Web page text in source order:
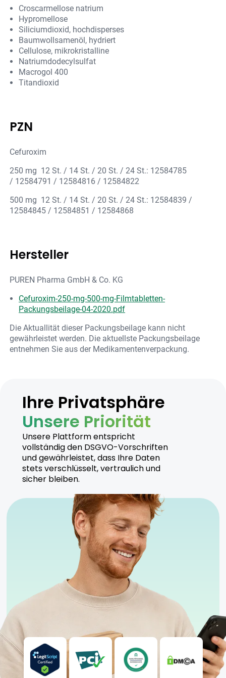
Croscarmellose natrium
Hypromellose
Siliciumdioxid, hochdisperses
Baumwollsamenöl, hydriert
Cellulose, mikrokristalline
Natriumdodecylsulfat
Macrogol 400
Titandioxid
PZN
Cefuroxim
250 mg 12 St. / 14 St. / 20 St. / 24 St.: 12584785
/ 12584791 / 12584816 / 12584822
500 mg 12 St. / 14 St. / 20 St. / 24 St.: 12584839 /
12584845 / 12584851 / 12584868
Hersteller
PUREN Pharma GmbH & Co. KG
Cefuroxim-250-mg-500-mg-Filmtabletten-
Packungsbeilage-04-2020.pdf
Die Aktuallität dieser Packungsbeilage kann nicht
gewährleistet werden. Die aktuellste Packungsbeilage
entnehmen Sie aus der Medikamentenverpackung.
Ihre Privatsphäre
Unsere Priorität
Unsere Plattform entspricht
vollständig den DSGVO-Vorschriften
und gewährleistet, dass Ihre Daten
stets verschlüsselt, vertraulich und
sicher bleiben.